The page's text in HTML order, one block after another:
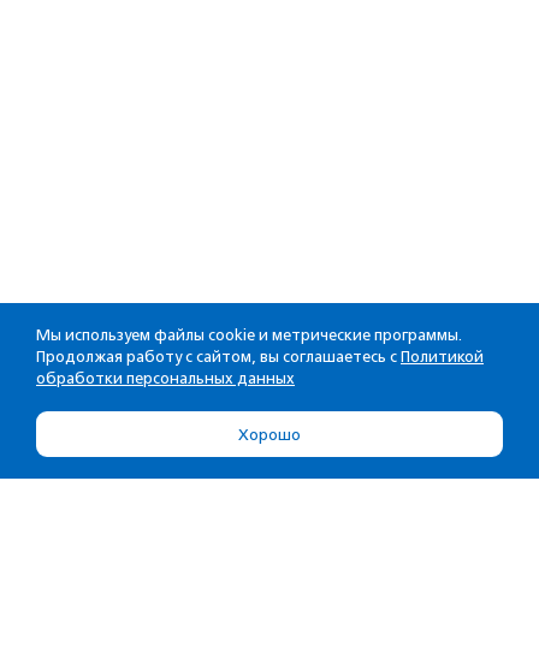
Мы используем файлы cookie и метрические программы.
Продолжая работу с сайтом, вы соглашаетесь с Политикой
обработки персональных данных
Хорошо